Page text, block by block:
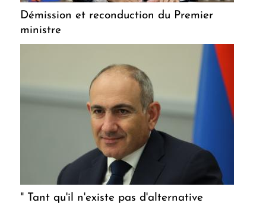
Démission et reconduction du Premier
ministre
" Tant qu'il n'existe pas d'alternative